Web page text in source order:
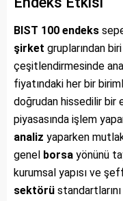
BIST 100 endeks
şirket gruplarından
çeşitlendirmesinde
fiyatındaki her bir
doğrudan hissedilir bir
piyasasında işlem
analiz yaparken
genel borsa yönünü
kurumsal yapısı ve
sektörü